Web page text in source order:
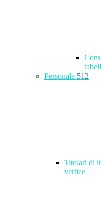
Personale 512
Titolari di
vertice